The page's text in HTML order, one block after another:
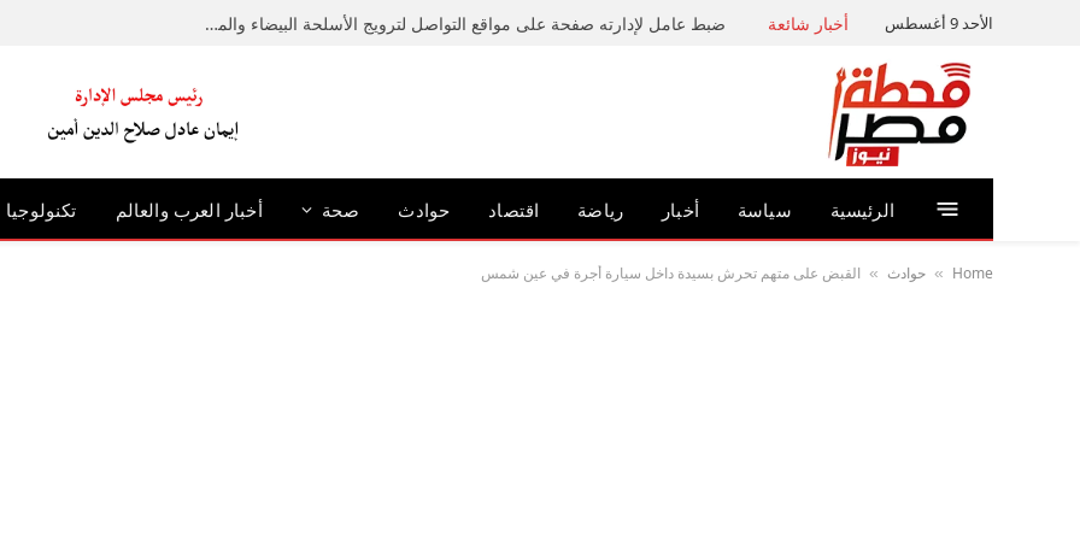
الأحد 9 أغسطس أخبار شائعة ضبط عامل لإدارته صفحة على مواقع التواصل لترويج الأسلحة البيضاء والمخدرات
الرئيسية سياسة أخبار رياضة اقتصاد حوادث صحة أخبار العرب والعالم تكنولوجيا
Home
» حوادث » القبض على متهم تحرش بسيدة داخل سيارة أجرة في عين شمس